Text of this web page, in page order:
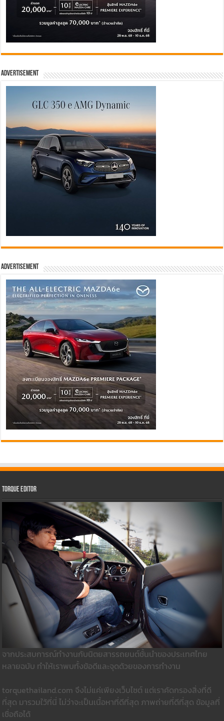
Advertisement
Advertisement
Torque Editor
จากประสบการณ์ทำงานกับนิตยสารรถยนต์ชั้นนำของประเทศไทย
หลายฉบับ ทำให้เราพบทั้งข้อดีและจุดด้วยของการทำงาน
torquethailand.com จึงไม่แค่เพียงเว็บไซต์ แต่เราคัดกรองสิ่งที่ดี
ที่สุด มารวมใว้ที่นี่ ไม่ว่าจะเป็นเนื้อหาที่ดีที่สุด ภาพถ่ายที่ดีที่สุด ข้อมูลที่
เชื่อถือได้